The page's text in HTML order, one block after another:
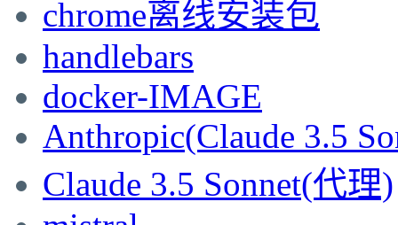
chrome离线安装包
handlebars
docker-IMAGE
Anthropic(Claude 3.5
Claude 3.5 Sonnet(代理)